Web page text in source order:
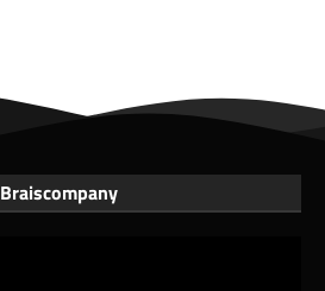
Braiscompany